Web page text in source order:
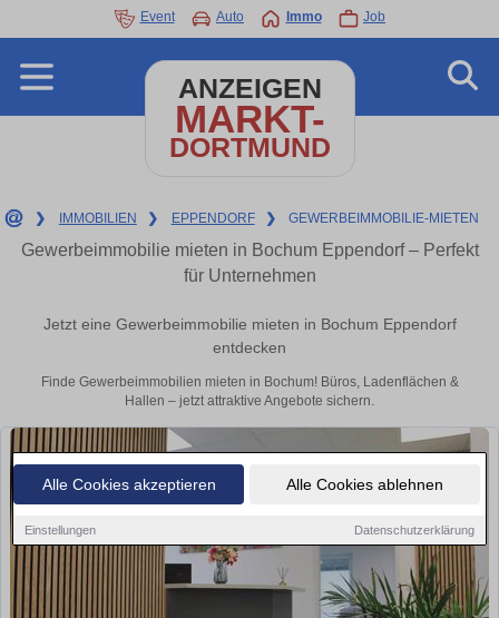
Alle Cookies akzeptieren Alle Cookies ablehnen
Einstellungen Datenschutzerklärung
Event Auto Immo Job
ANZEIGEN
MARKT-
DORTMUND
❯ IMMOBILIEN ❯ EPPENDORF ❯ GEWERBEIMMOBILIE-MIETEN
Gewerbeimmobilie mieten in Bochum Eppendorf – Perfekt
für Unternehmen
Jetzt eine Gewerbeimmobilie mieten in Bochum Eppendorf
entdecken
Finde Gewerbeimmobilien mieten in Bochum! Büros, Ladenflächen &
Hallen – jetzt attraktive Angebote sichern.